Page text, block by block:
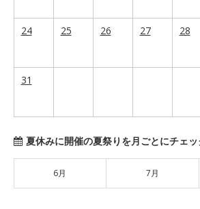
24 25 26 27 28
31
夏休みに開催の夏祭りを月ごとにチェッ
6月 7月